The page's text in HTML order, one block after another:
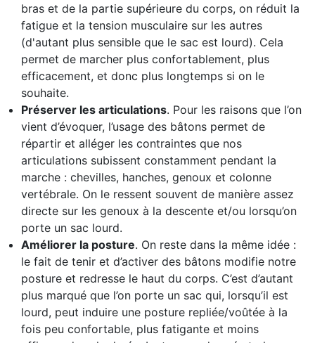
bras et de la partie supérieure du corps, on réduit la
fatigue et la tension musculaire sur les autres
(d'autant plus sensible que le sac est lourd). Cela
permet de marcher plus confortablement, plus
efficacement, et donc plus longtemps si on le
souhaite.
Préserver les articulations. Pour les raisons que l’on
vient d’évoquer, l’usage des bâtons permet de
répartir et alléger les contraintes que nos
articulations subissent constamment pendant la
marche : chevilles, hanches, genoux et colonne
vertébrale. On le ressent souvent de manière assez
directe sur les genoux à la descente et/ou lorsqu’on
porte un sac lourd.
Améliorer la posture. On reste dans la même idée :
le fait de tenir et d’activer des bâtons modifie notre
posture et redresse le haut du corps. C’est d’autant
plus marqué que l’on porte un sac qui, lorsqu’il est
lourd, peut induire une posture repliée/voûtée à la
fois peu confortable, plus fatigante et moins